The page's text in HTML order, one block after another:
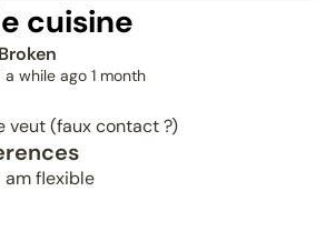
cuisine
while ago 1 month
veut (faux contact ?)
am flexible